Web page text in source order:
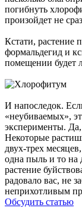
погибнуть
произойдет не
Кстати, растение
формальдегид и
помещении будет
И напоследок.
«неубиваемых»,
эксперименты. Да,
Некоторые
двух-трех
одна пыль и то
растение
радовало вас, не
неприхотливым
Обсудить статью